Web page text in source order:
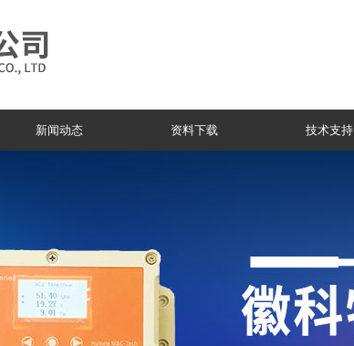
新闻动态 资料下载 技术支持